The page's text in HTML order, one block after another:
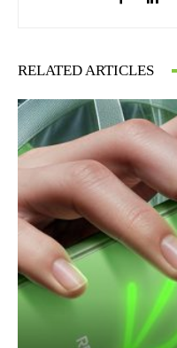
RELATED ARTICLES